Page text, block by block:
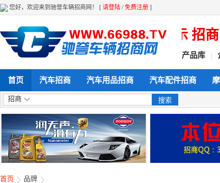
您好，欢迎来到驰誉车辆招商网！ [ 请登陆 /免费注册 ]
全方位给力企业产品展示 招商 营
产品库
首页 汽车招商 汽车用品招商 汽车配件招商
招商
首页 品牌